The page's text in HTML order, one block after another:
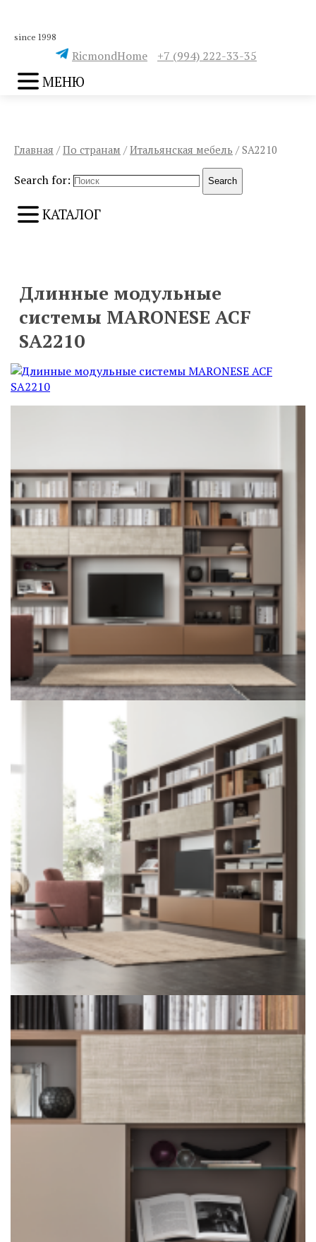
since 1998
RicmondHome +7 (994) 222-33-35
МЕНЮ
Главная /По странам /Итальянская мебель / SA2210
Search for: Search
КАТАЛОГ
Длинные модульные
системы MARONESE ACF
SA2210